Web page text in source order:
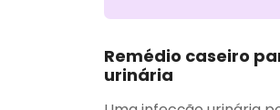
Remédio caseiro
urinária